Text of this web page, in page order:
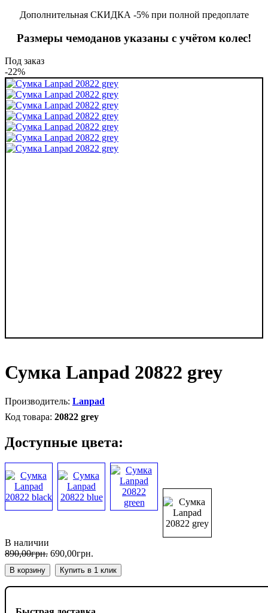
Дополнительная СКИДКА -5% при полной предоплате
Размеры чемоданов указаны с учётом колес!
Под заказ
-22%
Сумка Lanpad 20822 grey
Lanpad
20822 grey
Доступные цвета:
В наличии
890,00грн. 690,00грн.
В корзину Купить в 1 клик